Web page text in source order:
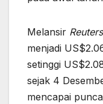
Melansir Reuters
menjadi
setinggi
sejak 4
mencapai